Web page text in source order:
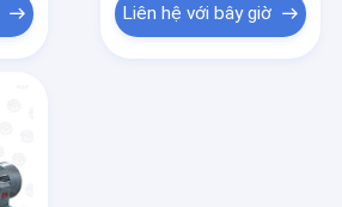
Liên hệ với bây giờ